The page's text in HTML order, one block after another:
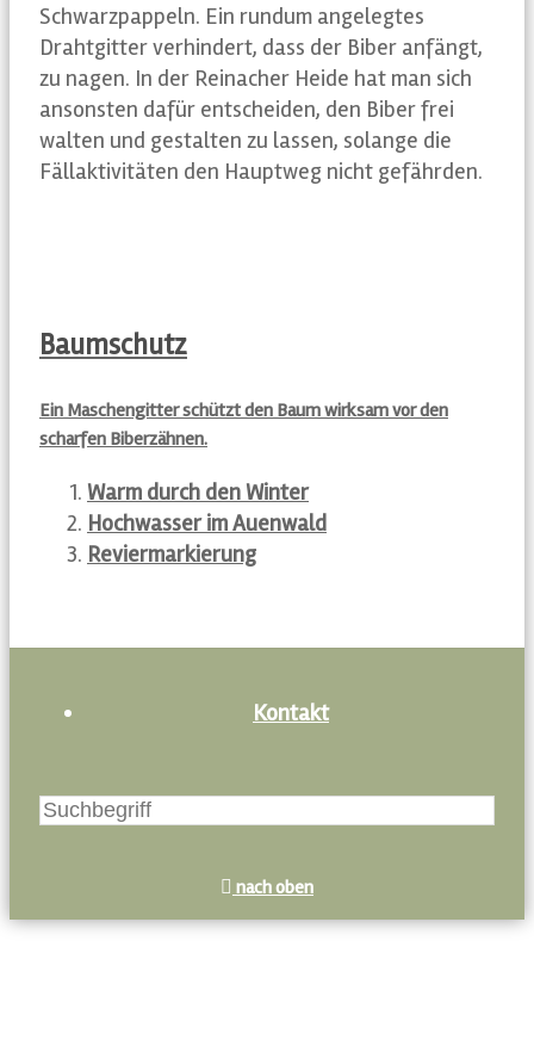
Schwarzpappeln. Ein rundum angelegtes
Drahtgitter verhindert, dass der Biber anfängt,
zu nagen. In der Reinacher Heide hat man sich
ansonsten dafür entscheiden, den Biber frei
walten und gestalten zu lassen, solange die
Fällaktivitäten den Hauptweg nicht gefährden.
Baumschutz
Ein Maschengitter schützt den Baum wirksam vor den
scharfen Biberzähnen.
Warm durch den Winter
Hochwasser im Auenwald
Reviermarkierung
Kontakt
nach oben